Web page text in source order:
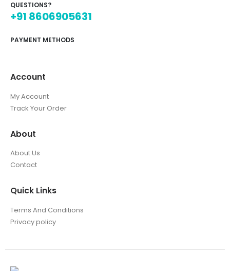
QUESTIONS?
+91 8606905631
PAYMENT METHODS
Account
My Account
Track Your Order
About
About Us
Contact
Quick Links
Terms And Conditions
Privacy policy